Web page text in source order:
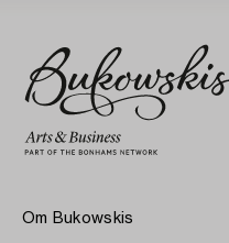
Om Bukowskis